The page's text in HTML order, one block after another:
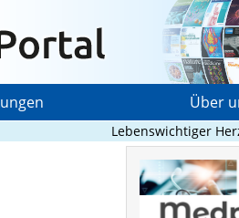
Über
Lebenswichtiger Herz-